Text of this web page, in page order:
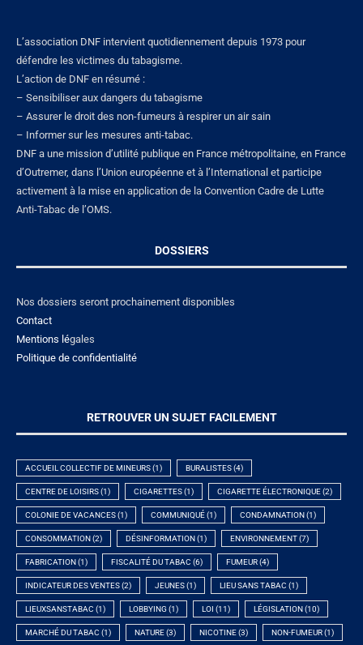
L’association DNF intervient quotidiennement depuis 1973 pour
défendre les victimes du tabagisme.
L’action de DNF en résumé :
– Sensibiliser aux dangers du tabagisme
– Assurer le droit des non-fumeurs à respirer un air sain
– Informer sur les mesures anti-tabac.
DNF a une mission d’utilité publique en France métropolitaine, en France
d’Outremer, dans l’Union européenne et à l’International et participe
activement à la mise en application de la Convention Cadre de Lutte
Anti-Tabac de l’OMS.
DOSSIERS
Nos dossiers seront prochainement disponibles
Contact
Mentions légales
Politique de confidentialité
RETROUVER UN SUJET FACILEMENT
ACCUEIL COLLECTIF DE MINEURS(1) BURALISTES(4)
CENTRE DE LOISIRS(1) CIGARETTES(1) CIGARETTE ÉLECTRONIQUE(2)
COLONIE DE VACANCES(1) COMMUNIQUÉ(1) CONDAMNATION (1)
CONSOMMATION (2) DÉSINFORMATION (1) ENVIRONNEMENT(7)
FABRICATION (1) FISCALITÉ DU TABAC (6) FUMEUR(4)
INDICATEUR DES VENTES(2) JEUNES(1) LIEU SANS TABAC (1)
LIEUXSANSTABAC (1) LOBBYING (1) LOI (11) LÉGISLATION (10)
MARCHÉ DU TABAC (1) NATURE(3) NICOTINE(3) NON-FUMEUR(1)